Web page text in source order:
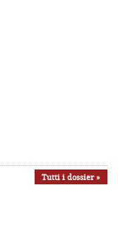
Tutti i dossier »